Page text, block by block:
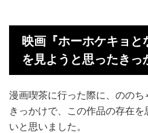
映画『ホーホケキョと
を見ようと思ったきっ
漫画喫茶に行った際に、のの
きっかけで、この作品の存在
いと思いました。